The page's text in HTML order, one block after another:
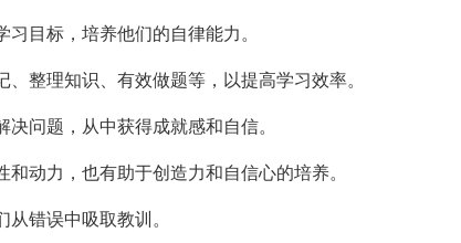
目标，培养他们的自律能力。
整理知识、有效做题等，以提高学习效率。
问题，从中获得成就感和自信。
动力，也有助于创造力和自信心的培养。
错误中吸取教训。